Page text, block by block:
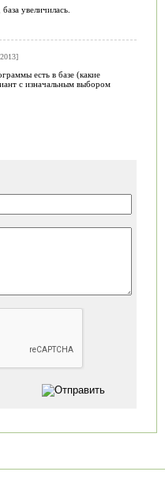
увеличилась.
есть в базе (какие
с изначальным выбором